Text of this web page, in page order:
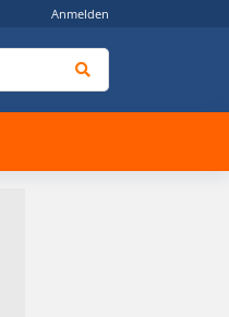
Anmelden